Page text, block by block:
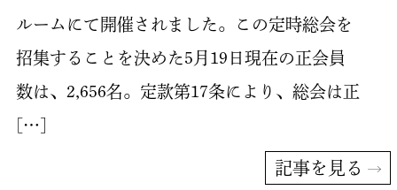
ルームにて開催されました。この定時総会を
招集することを決めた5月19日現在の正会員
数は、2,656名。定款第17条により、総会は正
[…]
記事を見る